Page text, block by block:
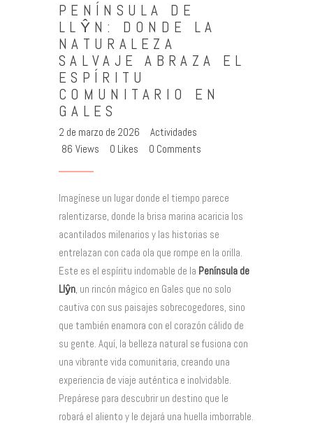
PENÍNSULA DE
LLŶN: DONDE LA
NATURALEZA
SALVAJE ABRAZA EL
ESPÍRITU
COMUNITARIO EN
GALES
2 de marzo de 2026
Actividades
86 Views 0 Likes 0 Comments
Imagínese un lugar donde el tiempo parece
ralentizarse, donde la brisa marina acaricia los
acantilados milenarios y las historias se
entrelazan con cada ola que rompe en la orilla.
Este es el espíritu indomable de la Península de
Llŷn, un rincón mágico en Gales que no solo
cautiva con sus paisajes sobrecogedores, sino
que también enamora con el corazón cálido de
su gente. Aquí, la belleza natural se fusiona con
una vibrante vida comunitaria, creando una
experiencia de viaje auténtica e inolvidable.
Prepárese para descubrir un destino que le
robará el aliento y le dejará una huella imborrable.